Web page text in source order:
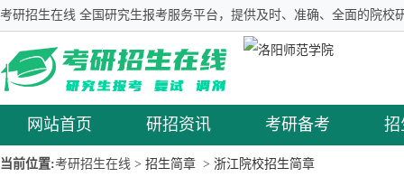
考研招生在线 全国研究生报考服务平台，提供及时、准确、全面的院校
网站首页 研招资讯 考研备考 招
当前位置:考研招生在线 > 招生简章 > 浙江院校招生简章